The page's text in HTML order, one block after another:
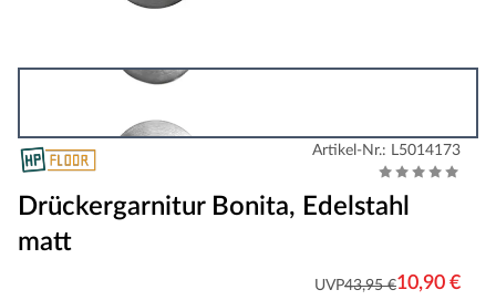
Artikel-Nr.: L5014173
Drückergarnitur Bonita, Edelstahl
matt
UVP43,95 €10,90 €